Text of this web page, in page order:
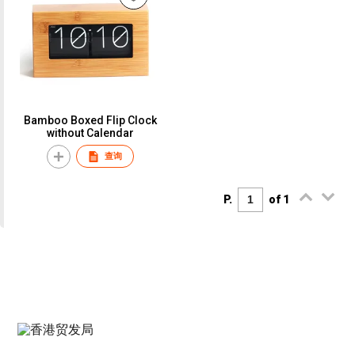
Bamboo Boxed Flip Clock
without Calendar
查询
P. of 1